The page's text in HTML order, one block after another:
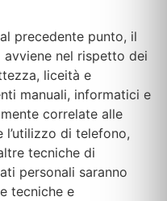
precedente punto, il
nel rispetto dei
liceità e
manuali, informatici e
correlate alle
l’utilizzo di telefono,
tecniche di
personali saranno
tecniche e